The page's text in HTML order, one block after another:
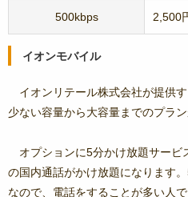
500kbps 2,500
イオンモバイル
イオンリテール株式会社が提供
少ない容量から大容量までのプラ
オプションに5分かけ放題サー
の国内通話がかけ放題になります
なので、電話をすることが多い人で